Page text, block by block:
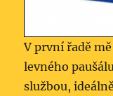
V první řadě
levného
službou,